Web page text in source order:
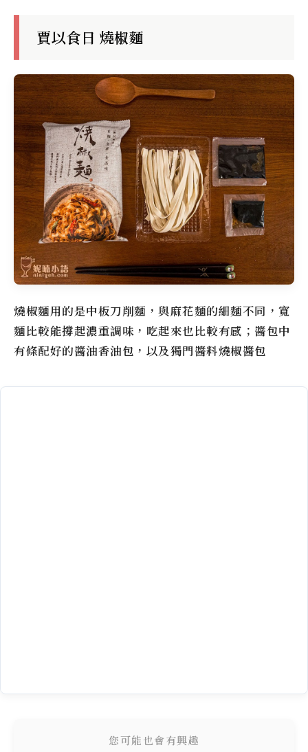
賈以食日 燒椒麵
燒椒麵用的是中板刀削麵，與麻花麵的細麵不同，寬
麵比較能撐起濃重調味，吃起來也比較有感；醬包中
有條配好的醬油香油包，以及獨門醬料燒椒醬包
您可能也會有興趣